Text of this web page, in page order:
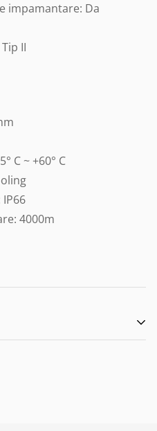
impamantare: Da
II
C ~ +60° C
4000m